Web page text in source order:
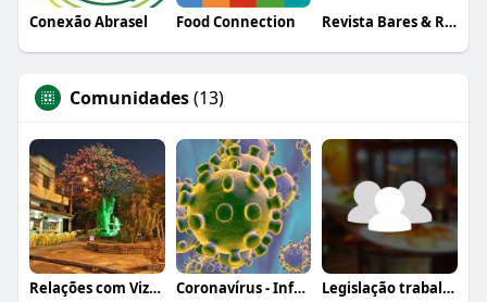
Conexão Abrasel Food Connection Revista Bares & Restaurantes
Comunidades(13)
Relações com Vizinhança Coronavírus - Informação, orientação e a Legislação trabalhista